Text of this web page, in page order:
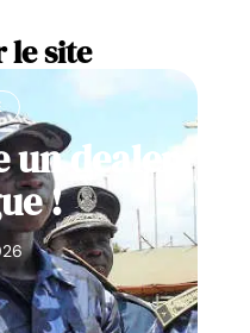
le site
un dealer
!